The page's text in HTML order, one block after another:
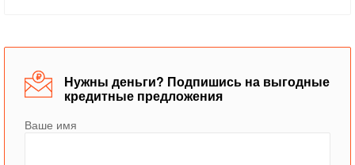
Нужны деньги? Подпишись на выгодные
кредитные предложения
Ваше имя